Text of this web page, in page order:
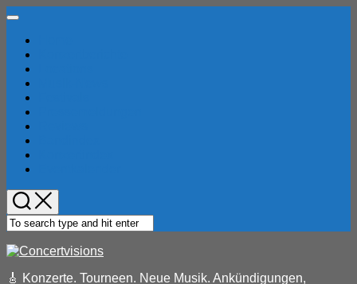
Skip
content
Expand
🎸 Konzerte. Tourneen. Neue Musik. Ankündigungen,